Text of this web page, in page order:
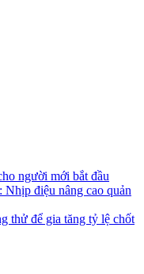
người mới bắt đầu
điệu nâng cao quản
thử để gia tăng tỷ lệ chốt